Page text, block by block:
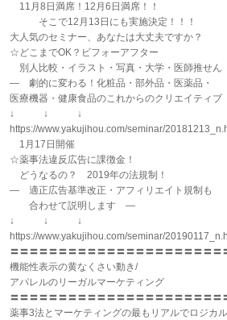
11月8日満席！12月6日満席！！
そこで12月13日にも実施決定！！！
大人気のセミナー、あなたは大丈夫ですか？
☆どこまでOK？ビフォーアフター
別人比較・イラスト・写真・大学・医師推せん
― 劇的に変わる！化粧品・部外品・医薬品・
医療機器・健康食品のこれからのクリエイティ
↓ ↓ ↓
https://www.yakujihou.com/seminar/
1月17日開催
☆薬事法違反広告に課徴金！
どうなるの？ 2019年の法規制！
― 適正広告基準改正・アフィリエイト規制も
合わせて説明します ―
↓ ↓ ↓
https://www.yakujihou.com/seminar/
〓〓〓〓〓〓〓〓〓〓〓〓〓〓〓〓〓〓〓〓〓〓
機能性表示の黄なくさい動き/
アパレルのリーガルマーケティング
〓〓〓〓〓〓〓〓〓〓〓〓〓〓〓〓〓〓〓〓〓〓
薬事3法とマーケティングの最もリアルでロジカ